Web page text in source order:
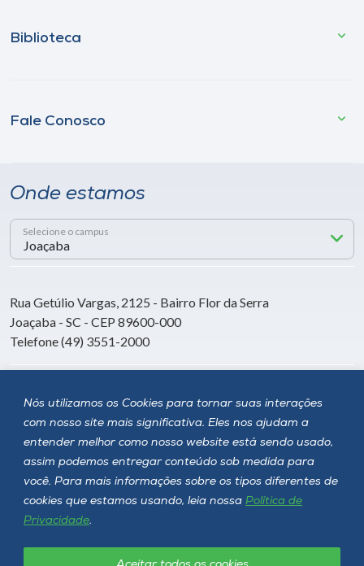
Nós utilizamos os Cookies para tornar suas interações
com nosso site mais significativa. Eles nos ajudam a
entender melhor como nosso website está sendo usado,
assim podemos entregar conteúdo sob medida para
você. Para mais informações sobre os tipos diferentes de
cookies que estamos usando, leia nossa Política de
Privacidade.
Biblioteca
Fale Conosco
Onde estamos
Selecione o campus
Rua Getúlio Vargas, 2125 - Bairro Flor da Serra
Joaçaba - SC - CEP 89600-000
Telefone (49) 3551-2000
Siga a Unoesc